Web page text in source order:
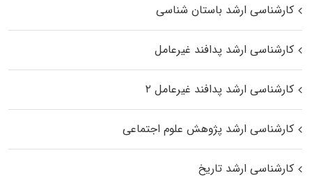
کارشناسی ارشد باستان شناسی
کارشناسی ارشد پدافند غیرعامل
کارشناسی ارشد پدافند غیرعامل ۲
کارشناسی ارشد پژوهش علوم اجتماعی
کارشناسی ارشد تاریخ